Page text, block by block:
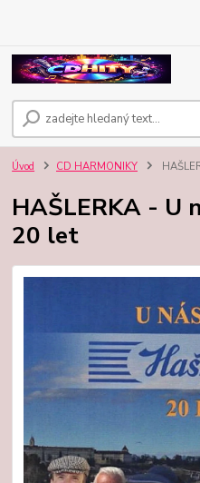
Úvod CD HARMONIKY
HAŠLERKA - U
20 let